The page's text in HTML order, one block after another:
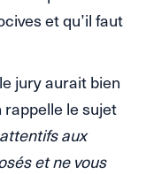
et qu’il faut
jury aurait bien
rappelle le sujet
aux
et ne vous